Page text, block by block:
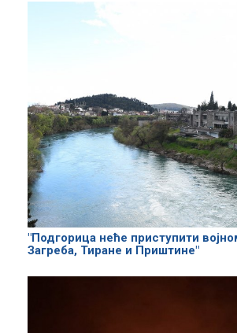
"Подгорица неће приступити
Загреба, Тиране и Приштине"